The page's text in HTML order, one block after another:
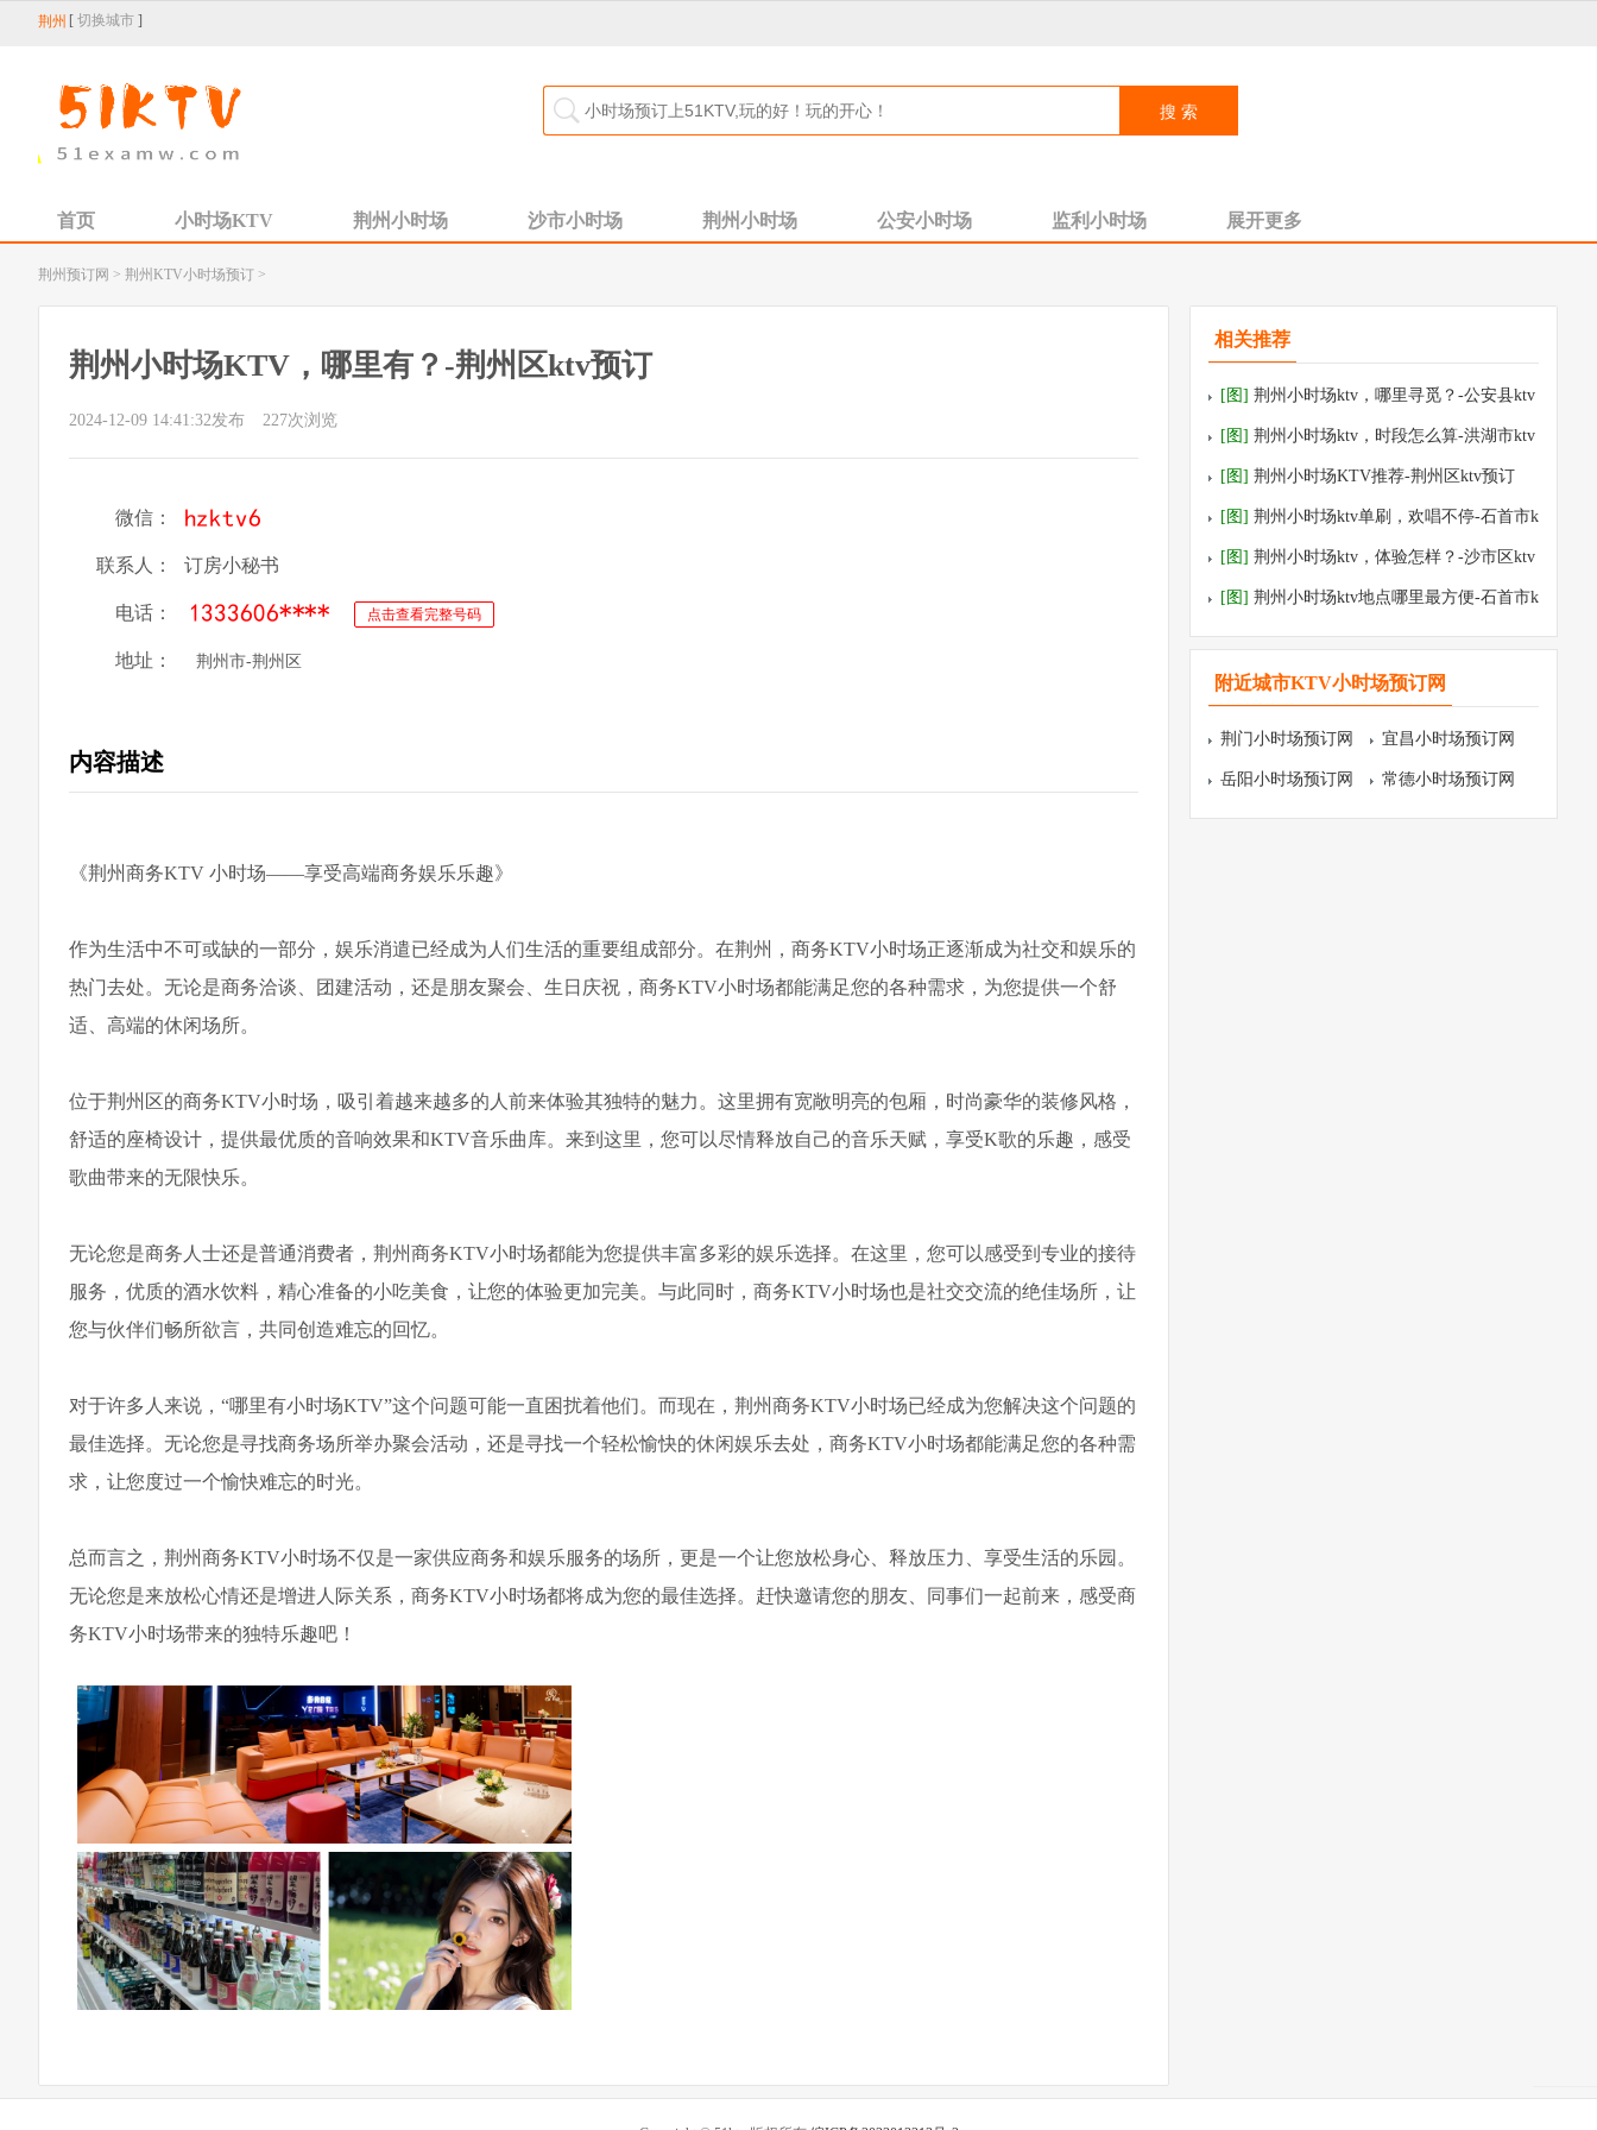
荆州 [ 切换城市 ]
首页 小时场KTV 荆州小时场 沙市小时场 荆州小时场 公安小时场 监利小时场 展开更多
荆州预订网 > 荆州KTV小时场预订 >
荆州小时场KTV，哪里有？-荆州区ktv预订
2024-12-09 14:41:32发布 227次浏览
微信：
联系人： 订房小秘书
电话： 点击查看完整号码
地址： 荆州市-荆州区
内容描述
《荆州商务KTV 小时场——享受高端商务娱乐乐趣》
作为生活中不可或缺的一部分，娱乐消遣已经成为人们生活的重要组成部分。在荆州，商务KTV小时场正逐渐成为社交和娱乐的
热门去处。无论是商务洽谈、团建活动，还是朋友聚会、生日庆祝，商务KTV小时场都能满足您的各种需求，为您提供一个舒
适、高端的休闲场所。
位于荆州区的商务KTV小时场，吸引着越来越多的人前来体验其独特的魅力。这里拥有宽敞明亮的包厢，时尚豪华的装修风格，
舒适的座椅设计，提供最优质的音响效果和KTV音乐曲库。来到这里，您可以尽情释放自己的音乐天赋，享受K歌的乐趣，感受
歌曲带来的无限快乐。
无论您是商务人士还是普通消费者，荆州商务KTV小时场都能为您提供丰富多彩的娱乐选择。在这里，您可以感受到专业的接待
服务，优质的酒水饮料，精心准备的小吃美食，让您的体验更加完美。与此同时，商务KTV小时场也是社交交流的绝佳场所，让
您与伙伴们畅所欲言，共同创造难忘的回忆。
对于许多人来说，“哪里有小时场KTV”这个问题可能一直困扰着他们。而现在，荆州商务KTV小时场已经成为您解决这个问题的
最佳选择。无论您是寻找商务场所举办聚会活动，还是寻找一个轻松愉快的休闲娱乐去处，商务KTV小时场都能满足您的各种需
求，让您度过一个愉快难忘的时光。
总而言之，荆州商务KTV小时场不仅是一家供应商务和娱乐服务的场所，更是一个让您放松身心、释放压力、享受生活的乐园。
无论您是来放松心情还是增进人际关系，商务KTV小时场都将成为您的最佳选择。赶快邀请您的朋友、同事们一起前来，感受商
务KTV小时场带来的独特乐趣吧！
相关推荐
[图] 荆州小时场ktv，哪里寻觅？-公安县ktv
预订
[图] 荆州小时场ktv，时段怎么算-洪湖市ktv
预订
[图] 荆州小时场KTV推荐-荆州区ktv预订
[图] 荆州小时场ktv单刷，欢唱不停-石首市k
tv预订
[图] 荆州小时场ktv，体验怎样？-沙市区ktv
预订
[图] 荆州小时场ktv地点哪里最方便-石首市k
tv预订
附近城市KTV小时场预订网
荆门小时场预订网 宜昌小时场预订网
岳阳小时场预订网 常德小时场预订网